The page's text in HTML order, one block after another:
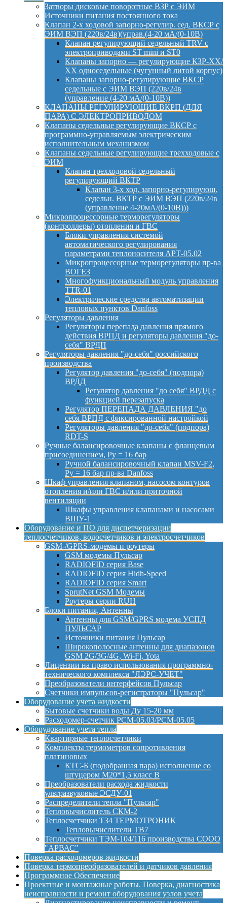
Затворы дисковые поворотные ВЗР с ЭИМ
Источники питания постоянного тока
Клапан 2-х ходовой запорно-регулир. сед. ВКСР с
ЭИМ ВЭП (220в/24в)(управ.(4-20 мА/(0-10В)
Клапан регулирующий седельный TRV с
электроприводами ST mini и ST0
Клапаны запорно — регулирующие КЗР-ХХ/
ХХ односедельные (чугунный литой корпус)
Клапаны запорно-регулирующие ВКСР
седельные с ЭИМ ВЭП (220в/24в
(управление (4-20 мА/(0-10В))
КЛАПАНЫ РЕГУЛИРУЮЩИЕ ВКРП (ДЛЯ
ПАРА) С ЭЛЕКТРОПРИВОДОМ
Клапаны седельные регулирующие ВКСР с
программно-управляемым электрическим
исполнительным механизмом
Клапаны седельные регулирующие трехходовые с
ЭИМ
Клапан трехходовой седельный
регулирующий ВКТР
Клапан 3-х ход. запорно-регулирующ.
седельн. ВКТР с ЭИМ ВЭП (220в/24в
(управление 4-20мА/(0-10В)))
Микропроцессорные терморегуляторы
(контроллеры) отопления и ГВС
Блоки управления системой
автоматического регулирования
параметрами теплоносителя АРТ-05.02
Микропроцессорные терморегуляторы пр-ва
ВОГЕЗ
Многофункциональный модуль управления
TTR-01
Электрические средства автоматизации
тепловых пунктов Danfoss
Регуляторы давления
Регуляторы перепада давления прямого
действия ВРПД и регуляторы давления "до-
себя" ВРДП
Регуляторы давления "до-себя" российского
производства
Регулятор давления "до-себя" (подпора)
ВРДД
Регулятор давления "до себя" ВРДД с
функцией перезапуска
Регулятор ПЕРЕПАДА ДАВЛЕНИЯ "до
себя ВРПД с фиксированной настройкой
Регуляторы давления "до-себя" (подпора)
RDT-S
Ручные балансировочные клапаны с фланцевым
присоединением, Py = 16 бар
Ручной балансировочный клапан MSV-F2,
Py = 16 бар пр-ва Danfoss
Шкаф управления клапаном, насосом контуров
отопления и/или ГВС и/или приточной
вентиляции
Шкафы управления клапанами и насосами
ВШУ-1
Оборудование и ПО для диспетчеризации
теплосчетчиков, водосчетчиков и электросчетчиков
GSM-/GPRS-модемы и роутеры
GSM модемы Пульсар
RADIOFID серия Base
RADIOFID серия Hidh-Speed
RADIOFID серия Smart
SprutNet GSM Модемы
Роутеры серии RUH
Блоки питания, Антенны
Антенны для GSM/GPRS модема УСПД
ПУЛЬСАР
Источники питания Пульсар
Широкополосные антенны для диапазонов
GSM 2G/3G/4G, Wi-Fi, Yota
Лицензии на право использования программно-
технического комплекса "ЛЭРС-УЧЕТ"
Преобразователи интерфейсов Пульсар
Счетчики импульсов-регистраторы "Пульсар"
Оборудование учета жидкости
Бытовые счетчики воды Ду 15-20 мм
Расходомер-счетчик РСМ-05.03/РСМ-05.05
Оборудование учета тепла
Квартирные теплосчетчики
Комплекты термометров сопротивления
платиновых
КТС-Б (подобранная пара) исполнение со
штуцером М20*1,5 класс B
Преобразователи расхода жидкости
ультразвуковые ЭСДУ-01
Распределители тепла "Пульсар"
Тепловычислитель СКМ-2
Теплосчетчики Т34 ТЕРМОТРОНИК
Тепловычислители ТВ7
Теплосчетчики ТЭМ-104/116 производства СООО
"АРВАС"
Поверка расходомеров жидкости
Поверка термопреобразователей и датчиков давления
Программное Обеспечение
Проектные и монтажные работы. Поверка, диагностика
неисправности и ремонт оборудования узлов учета